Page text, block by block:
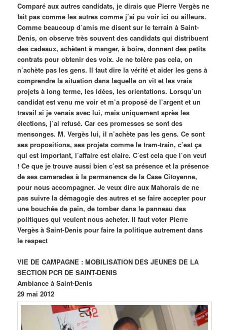
Comparé aux autres candidats, je dirais que Pierre Vergès ne
fait pas comme les autres comme j’ai pu voir ici ou ailleurs.
Comme beaucoup d’amis me disent sur le terrain à Saint-
Denis, on observe très souvent des candidats qui distribuent
des cadeaux, achètent à manger, à boire, donnent des petits
contrats pour obtenir des voix. Je ne tolère pas cela, on
n’achète pas les gens. Il faut dire la vérité et aider les gens à
comprendre la situation dans laquelle on vit et les vrais
projets à long terme, les idées, les orientations. Lorsqu’un
candidat est venu me voir et m’a proposé de l’argent et un
travail si je venais avec lui, mais uniquement après les
élections, j’ai refusé. Car ces promesses se sont des
mensonges. M. Vergès lui, il n’achète pas les gens. Ce sont
ses propositions, ses projets comme le tram-train, c’est ça
qui est important, l’affaire est claire. C’est cela que l’on veut
! Ce que je trouve aussi bien c’est sa présence et la présence
de ses camarades à la permanence de la Case Citoyenne,
pour nous accompagner. Je veux dire aux Mahorais de ne
pas suivre la démagogie des autres et se faire accepter pour
une bouchée de pain, de tomber dans le panneau des
politiques qui veulent nous acheter. Il faut voter Pierre
Vergès à Saint-Denis pour faire la politique autrement dans
le respect
VIE DE CAMPAGNE : MOBILISATION DES JEUNES DE LA
SECTION PCR DE SAINT-DENIS
Ambiance à Saint-Denis
29 mai 2012